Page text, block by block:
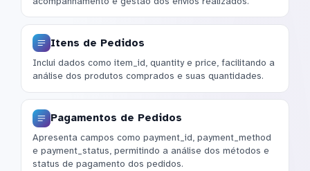
Itens de Pedidos
Inclui dados como item_id, quantity e price, facilitando a
análise dos produtos comprados e suas quantidades.
Pagamentos de Pedidos
Apresenta campos como payment_id, payment_method
e payment_status, permitindo a análise dos métodos e
status de pagamento dos pedidos.